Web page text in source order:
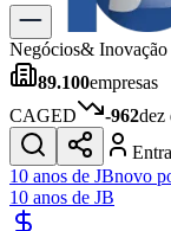
Dia a Dia & Lazer
Gastronomia
Cinema &
JogosNovo
Para Sua Empresa
Negócios& Inovação
89.100empresas
CAGED
-962dez
10 anos de JBnovo
10 anos de JB